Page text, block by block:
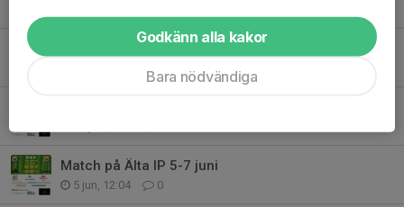
Match på Älta IP 5-7 juni
5 jun, 12:04 0
Godkänn alla kakor
Bara nödvändiga